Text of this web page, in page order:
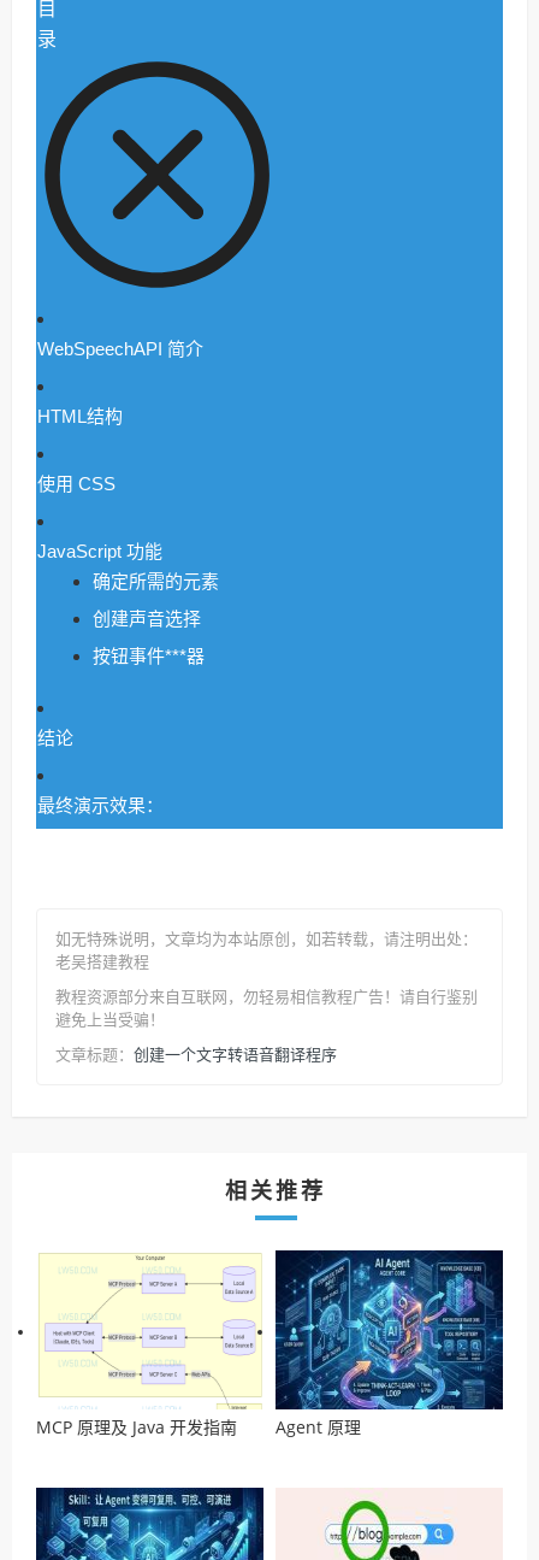
目
录
WebSpeechAPI 简介
HTML结构
使用 CSS
JavaScript 功能
确定所需的元素
创建声音选择
按钮事件***器
结论
最终演示效果：
如无特殊说明，文章均为本站原创 ，如若转载，请注明出处：
老吴搭建教程
教程资源部分来自互联网，勿轻易相信教程广告！请自行鉴别
避免上当受骗！
文章标题： 创建一个文字转语音翻译程序
相关推荐
MCP 原理及 Java 开发指南 Agent 原理